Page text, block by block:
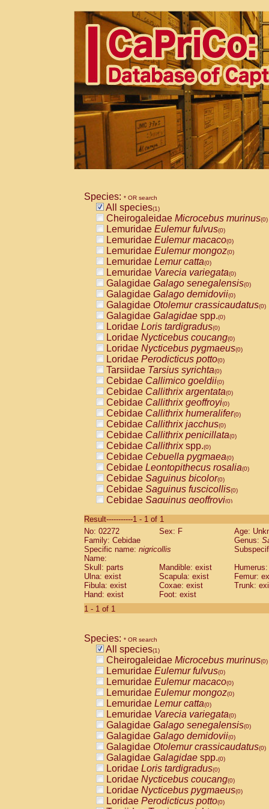
Species: * OR search
All species(1)
Cheirogaleidae Microcebus murinus(0)
Lemuridae Eulemur fulvus(0)
Lemuridae Eulemur macaco(0)
Lemuridae Eulemur mongoz(0)
Lemuridae Lemur catta(0)
Lemuridae Varecia variegata(0)
Galagidae Galago senegalensis(0)
Galagidae Galago demidovii(0)
Galagidae Otolemur crassicaudatus(0)
Galagidae Galagidae spp.(0)
Loridae Loris tardigradus(0)
Loridae Nycticebus coucang(0)
Loridae Nycticebus pygmaeus(0)
Loridae Perodicticus potto(0)
Tarsiidae Tarsius syrichta(0)
Cebidae Callimico goeldii(0)
Cebidae Callithrix argentata(0)
Cebidae Callithrix geoffroyi(0)
Cebidae Callithrix humeralifer(0)
Cebidae Callithrix jacchus(0)
Cebidae Callithrix penicillata(0)
Cebidae Callithrixspp.(0)
Cebidae Cebuella pygmaea(0)
Cebidae Leontopithecus rosalia(0)
Cebidae Saguinus bicolor(0)
Cebidae Saguinus fuscicollis(0)
Cebidae Saguinus geoffroyi(0)
CebidaeSaguinus labiatus(0)
Cebidae Saguinus leucopus (0)
Cebidae
CebidaeSaguinus mystax
Cebidae Saguinus nigricollis (1)
Cebidae Saguinus oedipus
Cebidae Saguinus weddelli
Cebidae Saguinusspp.
Cebidae
CebidaeCebus capucinus
CebidaeCebus nigrivittatus
CebidaeCebus spp.(0)
CebidaeSaimiri boliviensis(0)
CebidaeSaimiri sciureus(0)
AtelidaeAlouatta caraya(0)
AtelidaeAlouatta fusca(0)
AtelidaeAlouatta seniculus(0)
AtelidaeAlouattaspp.(0)
AtelidaeAteles belzebuth(0)
AtelidaeAteles geoffroyi(0)
AtelidaeAteles paniscus(0)
AtelidaeAtelesspp.(0)
AtelidaeLagothrix lagothricha(0)
AtelidaeLagothrix lagothricha cana
PitheciidaeCacajao calvus
Result-----------1 - 1 of 1
No: 02272
Sex: F
Age:
Family: Cebidae
Genus:
Specific name: nigricollis
Name:
Skull: parts
Mandible: exist
Ulna: exist
Scapula: exist
Femur:
Fibula: exist
Coxae: exist
Trunk:
Hand: exist
Foot: exist
1 - 1 of 1
Species: * OR search
All species(1)
Cheirogaleidae Microcebus murinus(0)
Lemuridae Eulemur fulvus(0)
Lemuridae Eulemur macaco(0)
Lemuridae Eulemur mongoz(0)
Lemuridae Lemur catta(0)
Lemuridae Varecia variegata(0)
Galagidae Galago senegalensis(0)
Galagidae Galago demidovii(0)
Galagidae Otolemur crassicaudatus(0)
Galagidae Galagidae spp.(0)
Loridae Loris tardigradus(0)
Loridae Nycticebus coucang(0)
Loridae Nycticebus pygmaeus(0)
Loridae Perodicticus potto(0)